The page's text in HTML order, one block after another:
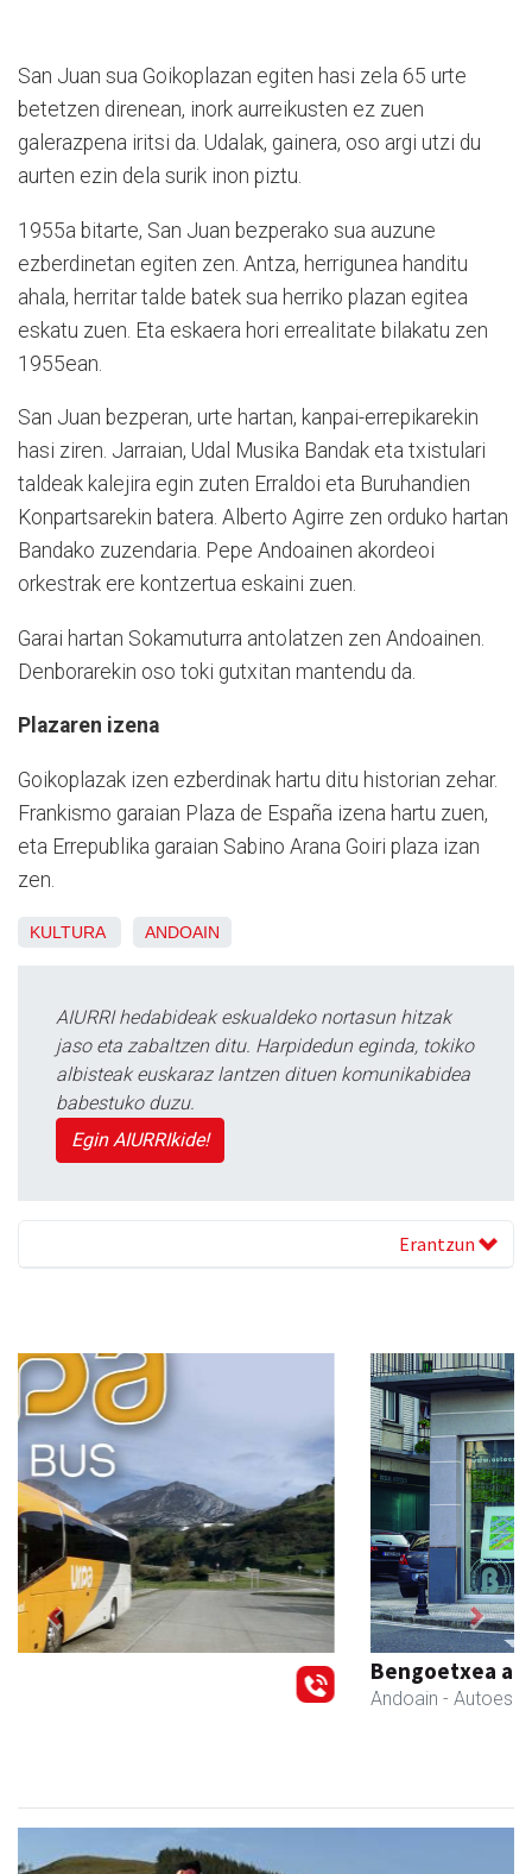
San Juan sua Goikoplazan egiten hasi zela 65 urte
betetzen direnean, inork aurreikusten ez zuen
galerazpena iritsi da. Udalak, gainera, oso argi utzi du
aurten ezin dela surik inon piztu.
1955a bitarte, San Juan bezperako sua auzune
ezberdinetan egiten zen. Antza, herrigunea handitu
ahala, herritar talde batek sua herriko plazan egitea
eskatu zuen. Eta eskaera hori errealitate bilakatu zen
1955ean.
San Juan bezperan, urte hartan, kanpai-errepikarekin
hasi ziren. Jarraian, Udal Musika Bandak eta txistulari
taldeak kalejira egin zuten Erraldoi eta Buruhandien
Konpartsarekin batera. Alberto Agirre zen orduko hartan
Bandako zuzendaria. Pepe Andoainen akordeoi
orkestrak ere kontzertua eskaini zuen.
Garai hartan Sokamuturra antolatzen zen Andoainen.
Denborarekin oso toki gutxitan mantendu da.
Plazaren izena
Goikoplazak izen ezberdinak hartu ditu historian zehar.
Frankismo garaian Plaza de España izena hartu zuen,
eta Errepublika garaian Sabino Arana Goiri plaza izan
zen.
KULTURA ANDOAIN
AIURRI hedabideak eskualdeko nortasun hitzak
jaso eta zabaltzen ditu. Harpidedun eginda, tokiko
albisteak euskaraz lantzen dituen komunikabidea
babestuko duzu.
Egin AIURRIkide!
Erantzun
Previous Next